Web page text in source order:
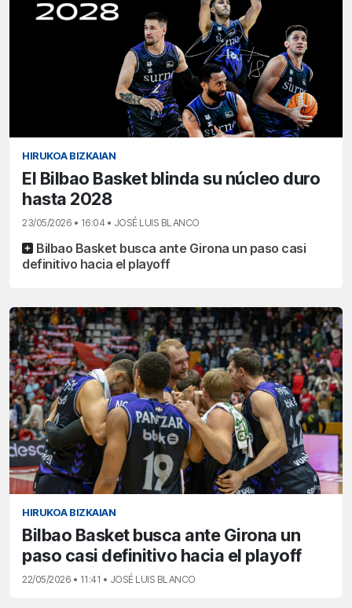
HIRUKOA BIZKAIAN
El Bilbao Basket blinda su núcleo duro
hasta 2028
23/05/2026 • 16:04 • JOSÉ LUIS BLANCO
Bilbao Basket busca ante Girona un paso casi
definitivo hacia el playoff
HIRUKOA BIZKAIAN
Bilbao Basket busca ante Girona un
paso casi definitivo hacia el playoff
22/05/2026 • 11:41 • JOSÉ LUIS BLANCO